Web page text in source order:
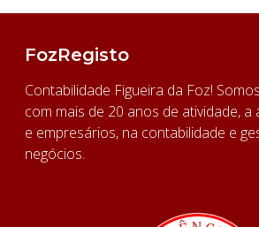
FozRegisto
Contabilidade Figueira da Foz!
com mais de 20 anos de atividade, a
e empresários, na contabilidade e
negócios.